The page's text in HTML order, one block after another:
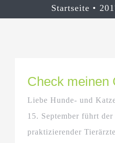
Startseite
Check meinen
Liebe Hunde- und
15. September führt der
praktizierender